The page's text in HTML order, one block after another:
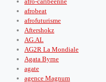
afrobeat
afrofuturisme
Aftershokz
AG.AL
AG2R La Mondiale
Agata Byrne
agate
agence Magnum